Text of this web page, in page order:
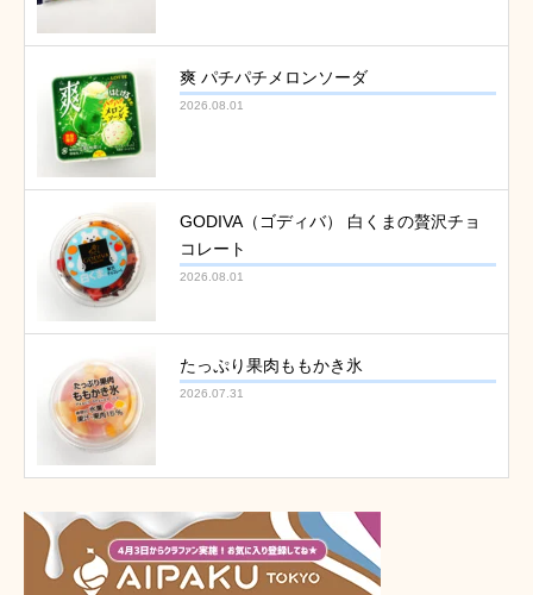
爽 パチパチメロンソーダ
2026.08.01
GODIVA（ゴディバ） 白くまの贅沢チョ
コレート
2026.08.01
たっぷり果肉ももかき氷
2026.07.31